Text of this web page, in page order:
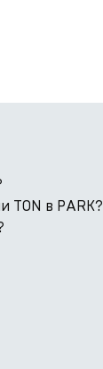
TON в PARK?